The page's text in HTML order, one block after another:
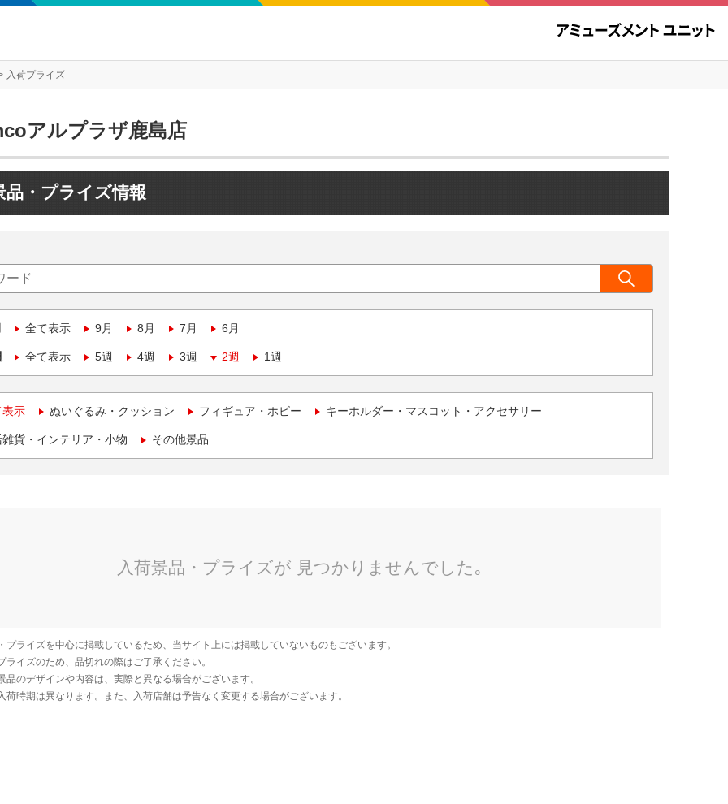
入荷プライズ
アルプラザ鹿島店
品・プライズ情報
全て表示 9月 8月 7月 6月
全て表示 5週 4週 3週 2週 1週
表示 ぬいぐるみ・クッション フィギュア・ホビー キーホルダー・マスコット・アクセサリー
貨・インテリア・小物 その他景品